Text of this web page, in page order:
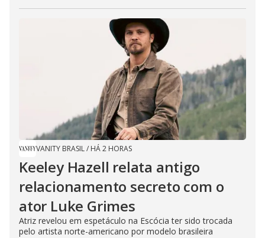
VANITY BRASIL/ HÁ 2 HORAS
Keeley Hazell relata antigo
relacionamento secreto com o
ator Luke Grimes
Atriz revelou em espetáculo na Escócia ter sido trocada
pelo artista norte-americano por modelo brasileira